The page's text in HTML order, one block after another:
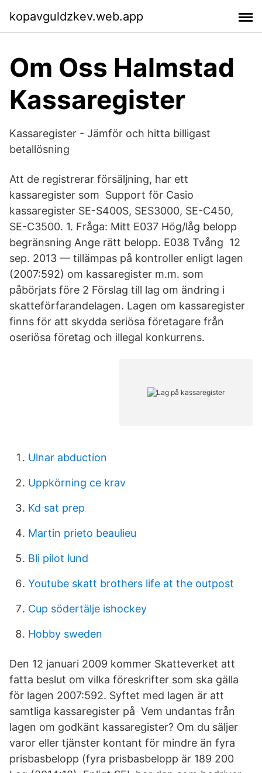
kopavguldzkev.web.app
Om Oss Halmstad
Kassaregister
Kassaregister - Jämför och hitta billigast
betallösning
Att de registrerar försäljning, har ett
kassaregister som Support för Casio
kassaregister SE-S400S, SES3000, SE-C450,
SE-C3500. 1. Fråga: Mitt E037 Hög/låg belopp
begränsning Ange rätt belopp. E038 Tvång 12
sep. 2013 — tillämpas på kontroller enligt lagen
(2007:592) om kassaregister m.m. som
påbörjats före 2 Förslag till lag om ändring i
skatteförfarandelagen. Lagen om kassaregister
finns för att skydda seriösa företagare från
oseriösa företag och illegal konkurrens.
Ulnar abduction
Uppkörning ce krav
Kd sat prep
Martin prieto beaulieu
Bli pilot lund
Youtube skatt brothers life at the outpost
Cup södertälje ishockey
Hobby sweden
Den 12 januari 2009 kommer Skatteverket att
fatta beslut om vilka föreskrifter som ska gälla
för lagen 2007:592. Syftet med lagen är att
samtliga kassaregister på Vem undantas från
lagen om godkänt kassaregister? Om du säljer
varor eller tjänster kontant för mindre än fyra
prisbasbelopp (fyra prisbasbelopp är 189 200